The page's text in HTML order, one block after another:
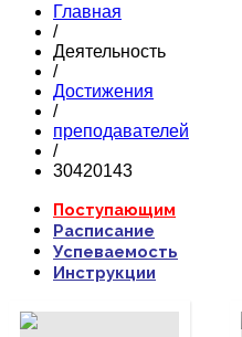
Главная
/
Деятельность
/
Достижения
/
преподавателей
/
30420143
Поступающим
Расписание
Успеваемость
Инструкции